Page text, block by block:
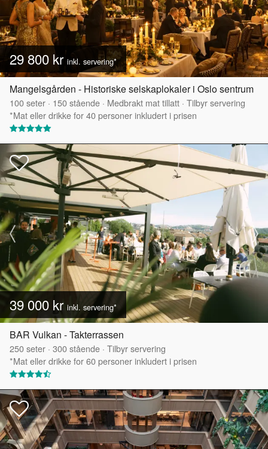
29 800 kr inkl. servering*
Mangelsgården - Historiske selskaplokaler i Oslo sentrum
100seter · 150stående · Medbrakt mat tillatt · Tilbyr servering
*Mat eller drikke for 40 personer inkludert i prisen
39 000 kr inkl. servering*
BAR Vulkan - Takterrassen
250seter · 300stående · Tilbyr servering
*Mat eller drikke for 60 personer inkludert i prisen